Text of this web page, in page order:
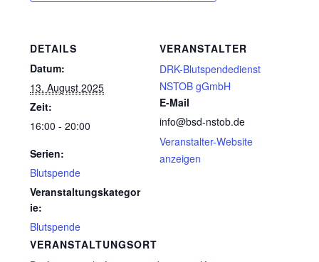
DETAILS
Datum:
13. August 2025
Zeit:
16:00 - 20:00
Serien:
Blutspende
Veranstaltungskategor
ie:
Blutspende
VERANSTALTUNGSORT
VERANSTALTER
DRK-Blutspendedienst
NSTOB gGmbH
E-Mail
info@bsd-nstob.de
Veranstalter-Website
anzeigen